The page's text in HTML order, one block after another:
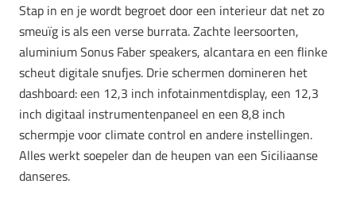
Stap in en je wordt begroet door een interieur dat net zo
smeuïg is als een verse burrata. Zachte leersoorten,
aluminium Sonus Faber speakers, alcantara en een flinke
scheut digitale snufjes. Drie schermen domineren het
dashboard: een 12,3 inch infotainmentdisplay, een 12,3
inch digitaal instrumentenpaneel en een 8,8 inch
schermpje voor climate control en andere instellingen.
Alles werkt soepeler dan de heupen van een Siciliaanse
danseres.